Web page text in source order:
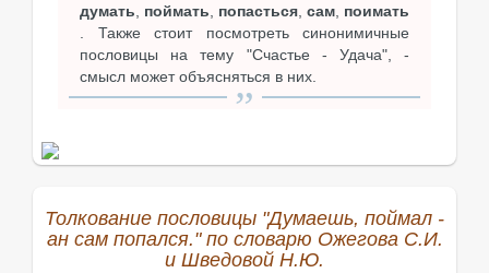
думать, поймать, попасться, сам, поимать
. Также стоит посмотреть синонимичные
пословицы на тему "Счастье - Удача", -
смысл может объясняться в них.
Толкование пословицы "Думаешь, поймал -
ан сам попался." по словарю Ожегова С.И.
и Шведовой Н.Ю.